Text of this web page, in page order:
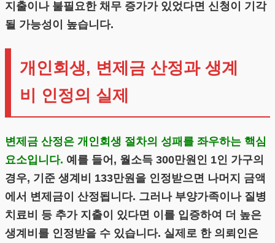
지출이나 불필요한 채무 증가가 있었다면 신청이 기각
될 가능성이 높습니다.
개인회생, 변제금 산정과 생계
비 인정의 실제
변제금 산정은 개인회생 절차의 성패를 좌우하는 핵심
요소입니다. 예를 들어, 월소득 300만원인 1인 가구의
경우, 기준 생계비 133만원을 인정받으면 나머지 금액
에서 변제금이 산정됩니다. 그러나 부양가족이나 질병
치료비 등 추가 지출이 있다면 이를 입증하여 더 높은
생계비를 인정받을 수 있습니다. 실제로 한 의뢰인은